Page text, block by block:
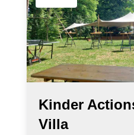
Kinder
Villa